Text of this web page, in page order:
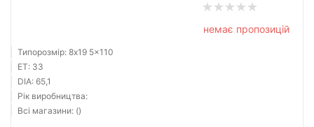
немає пропозицій
Типорозмір: 8x19 5x110
ET: 33
DIA: 65,1
Рік виробництва:
Всі магазини: ()